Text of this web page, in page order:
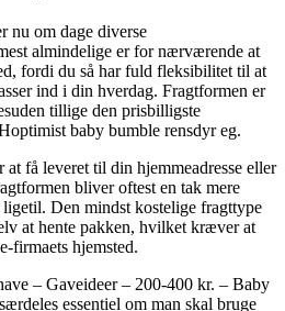
nu om dage diverse
almindelige er for nærværende at
fordi du så har fuld fleksibilitet til at
ind i din hverdag. Fragtformen er
tillige den prisbilligste
baby bumble rensdyr eg.
få leveret til din hjemmeadresse eller
bliver oftest en tak mere
Den mindst kostelige fragttype
at hente pakken, hvilket kræver at
firmaets hjemsted.
– Gaveideer – 200-400 kr. – Baby
essentiel om man skal bruge